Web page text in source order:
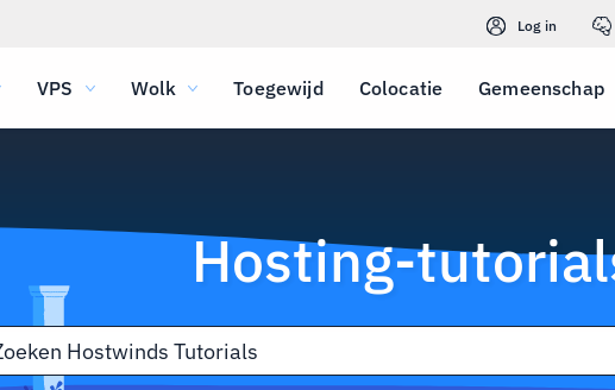
Log in
VPS Wolk Toegewijd Colocatie Gemeenschap
Hosting-